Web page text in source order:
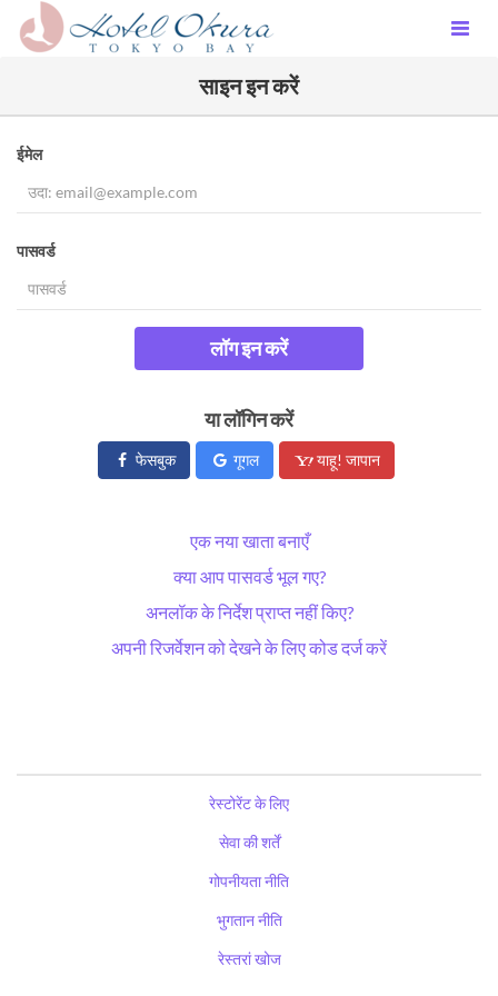
साइन इन करें
ईमेल
पासवर्ड
लॉग इन करें
या लॉगिन करें
फेसबुक गूगल याहू! जापान
एक नया खाता बनाएँ
क्या आप पासवर्ड भूल गए?
अनलॉक के निर्देश प्राप्त नहीं किए?
अपनी रिजर्वेशन को देखने के लिए कोड दर्ज करें
रेस्टोरेंट के लिए
सेवा की शर्तें
गोपनीयता नीति
भुगतान नीति
रेस्तरां खोज